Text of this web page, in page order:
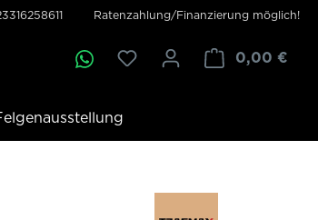
Ratenzahlung/Finanzierung möglich!
0,00 €